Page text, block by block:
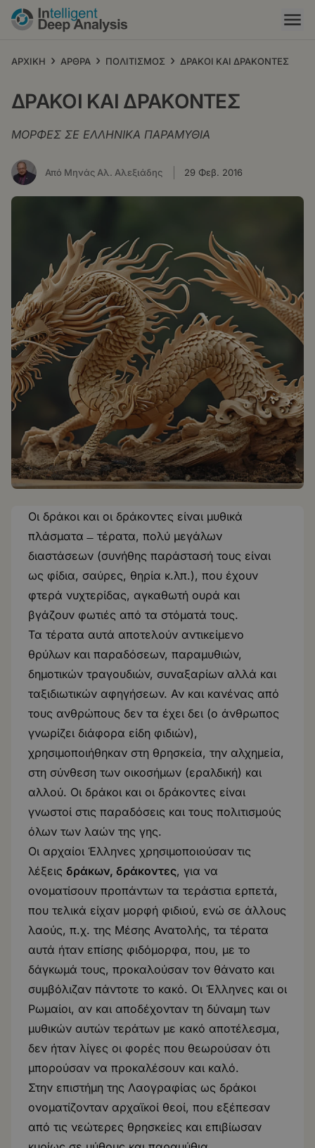
Παράκαμψη
προς
κυρίως
ΑΡΧΙΚΗ › ΑΡΘΡΑ › ΠΟΛΙΤΙΣΜΟΣ › ΔΡΑΚΟΙ ΚΑΙ ΔΡΑΚΟΝΤΕΣ
ΔΡΑΚΟΙ ΚΑΙ ΔΡΑΚΟΝΤΕΣ
ΜΟΡΦΕΣ ΣΕ ΕΛΛΗΝΙΚΑ ΠΑΡΑΜΥΘΙΑ
Από Μηνάς Αλ. Αλεξιάδης 29 Φεβ. 2016
Οι δράκοι και οι δράκοντες είναι μυθικά
πλάσματα ̶ τέρατα, πολύ μεγάλων
διαστάσεων (συνήθης παράστασή τους είναι
ως φίδια, σαύρες, θηρία κ.λπ.), που έχουν
φτερά νυχτερίδας, αγκαθωτή ουρά και
βγάζουν φωτιές από τα στόματά τους.
Τα τέρατα αυτά αποτελούν αντικείμενο
θρύλων και παραδόσεων, παραμυθιών,
δημοτικών τραγουδιών, συναξαρίων αλλά και
ταξιδιωτικών αφηγήσεων. Αν και κανένας από
τους ανθρώπους δεν τα έχει δει (ο άνθρωπος
γνωρίζει διάφορα είδη φιδιών),
χρησιμοποιήθηκαν στη θρησκεία, την αλχημεία,
στη σύνθεση των οικοσήμων (εραλδική) και
αλλού. Οι δράκοι και οι δράκοντες είναι
γνωστοί στις παραδόσεις και τους πολιτισμούς
όλων των λαών της γης.
Οι αρχαίοι Έλληνες χρησιμοποιούσαν τις
λέξεις δράκων, δράκοντες, για να
ονοματίσουν προπάντων τα τεράστια ερπετά,
που τελικά είχαν μορφή φιδιού, ενώ σε άλλους
λαούς, π.χ. της Μέσης Ανατολής, τα τέρατα
αυτά ήταν επίσης φιδόμορφα, που, με το
δάγκωμά τους, προκαλούσαν τον θάνατο και
συμβόλιζαν πάντοτε το κακό. Οι Έλληνες και οι
Ρωμαίοι, αν και αποδέχονταν τη δύναμη των
μυθικών αυτών τεράτων με κακό αποτέλεσμα,
δεν ήταν λίγες οι φορές που θεωρούσαν ότι
μπορούσαν να προκαλέσουν και καλό.
Στην επιστήμη της Λαογραφίας ως δράκοι
ονοματίζονταν αρχαϊκοί θεοί, που εξέπεσαν
από τις νεώτερες θρησκείες και επιβίωσαν